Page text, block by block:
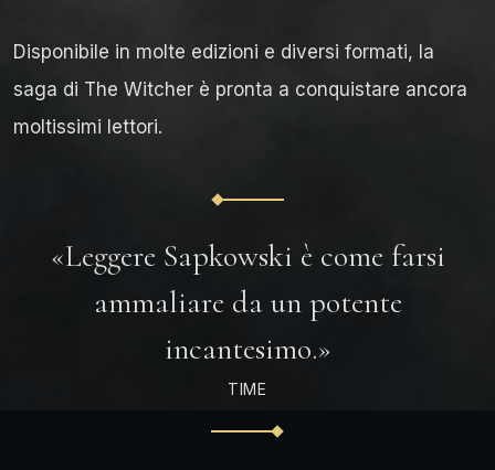
Disponibile in molte edizioni e diversi formati, la
saga di The Witcher è pronta a conquistare ancora
moltissimi lettori.
«Leggere Sapkowski è come farsi
ammaliare da un potente
incantesimo.»
TIME